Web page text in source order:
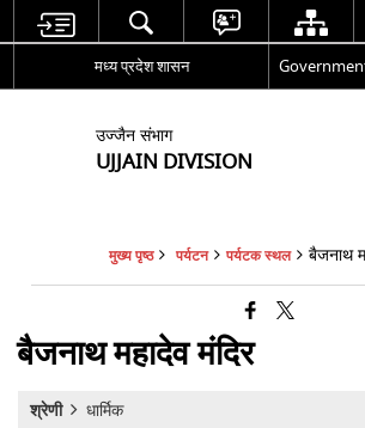
मध्य प्रदेश शासन
उज्जैन संभाग
UJJAIN DIVISION
मुख्य पृष्ठ पर्यटन पर्यटक स्थल बैजनाथ
बैजनाथ महादेव मंदिर
श्रेणी
धार्मिक